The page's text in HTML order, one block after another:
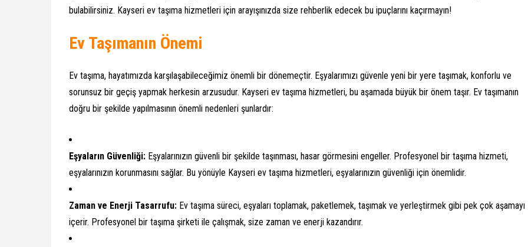
bulabilirsiniz. Kayseri ev taşıma hizmetleri için arayışınızda size rehberlik edecek bu ipuçlarını kaçırmayın!
Ev Taşımanın Önemi
Ev taşıma, hayatımızda karşılaşabileceğimiz önemli bir dönemeçtir. Eşyalarımızı güvenle yeni bir yere taşımak, konforlu ve
sorunsuz bir geçiş yapmak herkesin arzusudur. Kayseri ev taşıma hizmetleri, bu aşamada büyük bir önem taşır. Ev taşımanın
doğru bir şekilde yapılmasının önemli nedenleri şunlardır:
Eşyaların Güvenliği: Eşyalarınızın güvenli bir şekilde taşınması, hasar görmesini engeller. Profesyonel bir taşıma hizmeti,
eşyalarınızın korunmasını sağlar. Bu yönüyle Kayseri ev taşıma hizmetleri, eşyalarınızın güvenliği için önemlidir.
Zaman ve Enerji Tasarrufu: Ev taşıma süreci, eşyaları toplamak, paketlemek, taşımak ve yerleştirmek gibi pek çok aşamayı
içerir. Profesyonel bir taşıma şirketi ile çalışmak, size zaman ve enerji kazandırır.